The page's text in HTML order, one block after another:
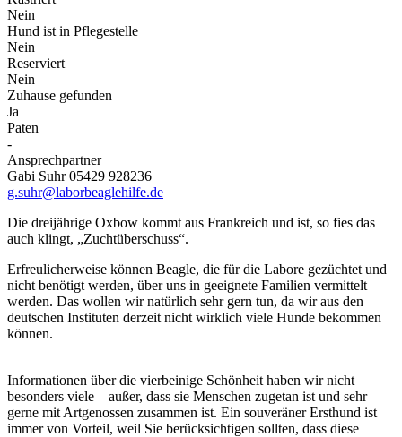
Nein
Hund ist in Pflegestelle
Nein
Reserviert
Nein
Zuhause gefunden
Ja
Paten
-
Ansprechpartner
Gabi Suhr 05429 928236
g.suhr@laborbeaglehilfe.de
Die dreijährige Oxbow kommt aus Frankreich und ist, so fies das
auch klingt, „Zuchtüberschuss“.
Erfreulicherweise können Beagle, die für die Labore gezüchtet und
nicht benötigt werden, über uns in geeignete Familien vermittelt
werden. Das wollen wir natürlich sehr gern tun, da wir aus den
deutschen Instituten derzeit nicht wirklich viele Hunde bekommen
können.
Informationen über die vierbeinige Schönheit haben wir nicht
besonders viele – außer, dass sie Menschen zugetan ist und sehr
gerne mit Artgenossen zusammen ist. Ein souveräner Ersthund ist
immer von Vorteil, weil Sie berücksichtigen sollten, dass diese